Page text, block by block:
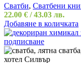
Сватби, Сватбени
22.00 € / 43.03 лв.
Добавяне в количката